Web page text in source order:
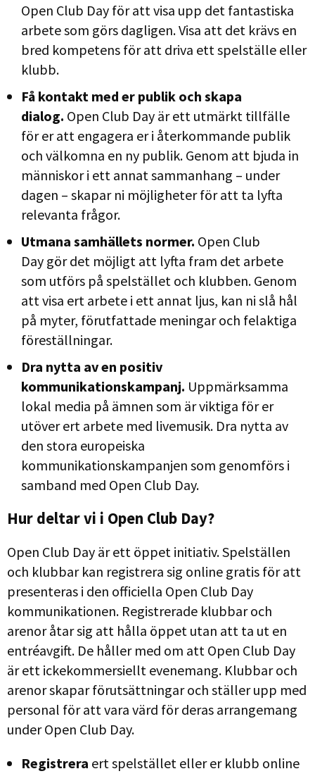
Open Club Day för att visa upp det fantastiska
arbete som görs dagligen. Visa att det krävs en
bred kompetens för att driva ett spelställe eller
klubb.
Få kontakt med er publik och skapa
dialog. Open Club Day är ett utmärkt tillfälle
för er att engagera er i återkommande publik
och välkomna en ny publik. Genom att bjuda in
människor i ett annat sammanhang – under
dagen – skapar ni möjligheter för att ta lyfta
relevanta frågor.
Utmana samhällets normer. Open Club
Day gör det möjligt att lyfta fram det arbete
som utförs på spelstället och klubben. Genom
att visa ert arbete i ett annat ljus, kan ni slå hål
på myter, förutfattade meningar och felaktiga
föreställningar.
Dra nytta av en positiv
kommunikationskampanj. Uppmärksamma
lokal media på ämnen som är viktiga för er
utöver ert arbete med livemusik. Dra nytta av
den stora europeiska
kommunikationskampanjen som genomförs i
samband med Open Club Day.
Hur deltar vi i Open Club Day?
Open Club Day är ett öppet initiativ. Spelställen
och klubbar kan registrera sig online gratis för att
presenteras i den officiella Open Club Day
kommunikationen. Registrerade klubbar och
arenor åtar sig att hålla öppet utan att ta ut en
entréavgift. De håller med om att Open Club Day
är ett ickekommersiellt evenemang. Klubbar och
arenor skapar förutsättningar och ställer upp med
personal för att vara värd för deras arrangemang
under Open Club Day.
Registrera ert spelstället eller er klubb online